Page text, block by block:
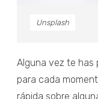
Unsplash
Alguna vez te has
para cada
rápida sobre